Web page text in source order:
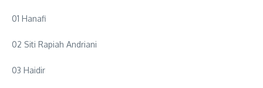
01 Hanafi
02 Siti Rapiah Andriani
03 Haidir